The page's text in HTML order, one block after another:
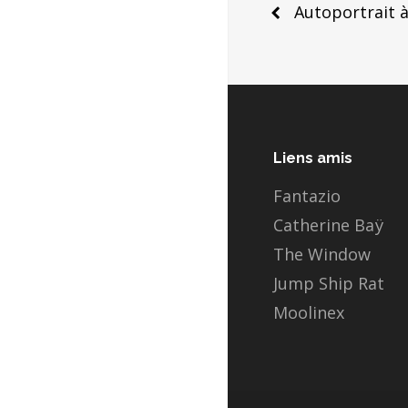
Post
Autoportrait
Liens amis
Fantazio
Catherine Baÿ
The Window
Jump Ship Rat
Moolinex